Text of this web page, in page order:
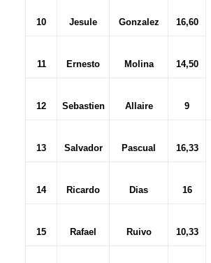
10 Jesule Gonzalez 16,60
11 Ernesto Molina 14,50
12 Sebastien Allaire 9
13 Salvador Pascual 16,33
14 Ricardo Dias 16
15 Rafael Ruivo 10,33